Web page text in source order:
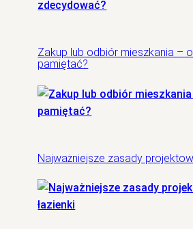
Zakup lub odbiór mieszkania –
pamiętać?
Najważniejsze zasady